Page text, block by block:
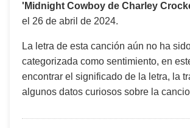
'Midnight Cowboy de Charley
el 26 de abril de 2024.
La letra de esta canción aún no ha
categorizada como sentimiento, en
encontrar el significado de la letra, la
algunos datos curiosos sobre la